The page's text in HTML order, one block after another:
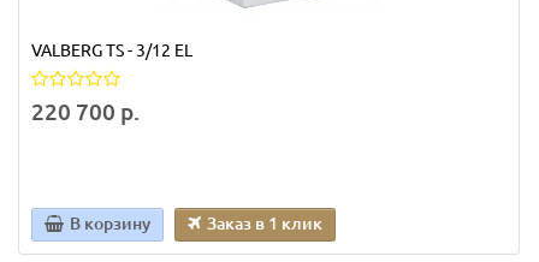
VALBERG TS - 3/12 EL
220 700 р.
В корзину Заказ в 1 клик